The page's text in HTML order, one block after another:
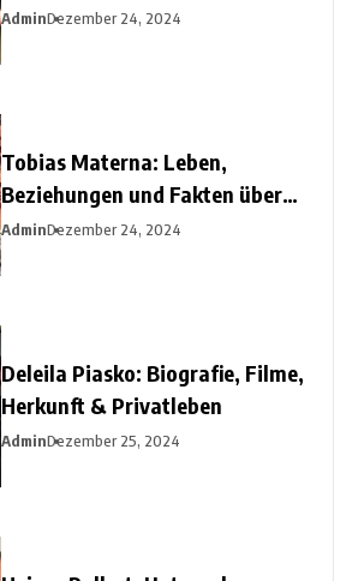
Diehl
AdminDezember 24, 2024
Tobias Materna: Leben,
Beziehungen und Fakten über
Christine Urspruchs Ex-Ehemann
AdminDezember 24, 2024
Deleila Piasko: Biografie, Filme,
Herkunft & Privatleben
AdminDezember 25, 2024